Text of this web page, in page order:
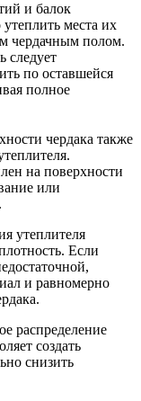
и балок
места их
чердачным полом.
следует
по оставшейся
полное
чердака также
на поверхности
или
утеплителя
Если
и равномерно
распределение
создать
снизить